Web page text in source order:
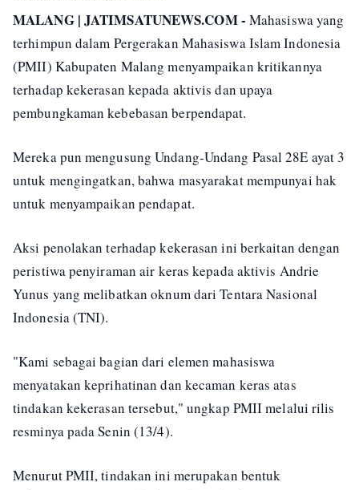
MALANG | JATIMSATUNEWS.COM - Mahasiswa yang
terhimpun dalam Pergerakan Mahasiswa Islam Indonesia
(PMII) Kabupaten Malang menyampaikan kritikannya
terhadap kekerasan kepada aktivis dan upaya
pembungkaman kebebasan berpendapat.
Mereka pun mengusung Undang-Undang Pasal 28E ayat 3
untuk mengingatkan, bahwa masyarakat mempunyai hak
untuk menyampaikan pendapat.
Aksi penolakan terhadap kekerasan ini berkaitan dengan
peristiwa penyiraman air keras kepada aktivis Andrie
Yunus yang melibatkan oknum dari Tentara Nasional
Indonesia (TNI).
"Kami sebagai bagian dari elemen mahasiswa
menyatakan keprihatinan dan kecaman keras atas
tindakan kekerasan tersebut," ungkap PMII melalui rilis
resminya pada Senin (13/4).
Menurut PMII, tindakan ini merupakan bentuk